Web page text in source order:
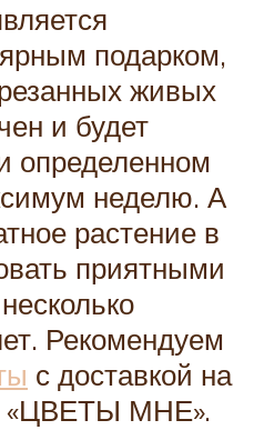
подарком,
живых
и будет
определенном
неделю. А
растение в
приятными
Рекомендуем
с доставкой на
«ЦВЕТЫ МНЕ».